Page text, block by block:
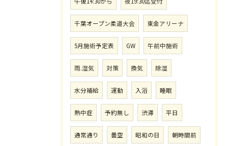
千葉オープン柔道大会 東金アリーナ
5月施術予定表 GW 午前中施術
雨.湿気 対策 換気 除湿
水分補給 運動 入浴 睡眠
熱中症 予約無し 渋滞 平日
通常通り 曇空 昭和の日 朝時間前